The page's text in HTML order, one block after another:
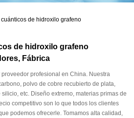
cuánticos de hidroxilo grafeno
de hidroxilo grafeno
Fábrica
proveedor profesional en China. Nuestra
polvo de cobre recubierto de plata,
etc. Diseño extremo, materias primas de
competitivo son lo que todos los clientes
podemos ofrecerle. Tomamos alta calidad,